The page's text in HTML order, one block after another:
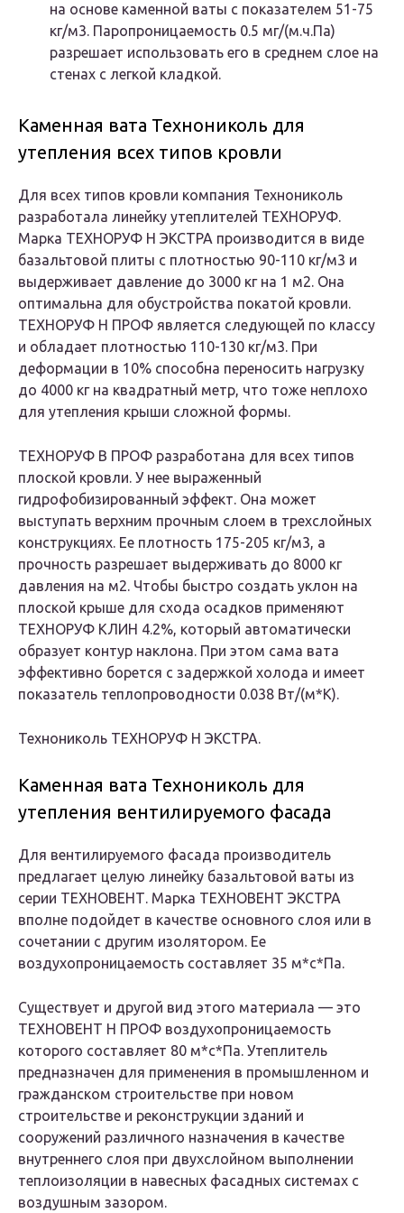
на основе каменной ваты с показателем 51-75
кг/м3. Паропроницаемость 0.5 мг/(м.ч.Па)
разрешает использовать его в среднем слое на
стенах с легкой кладкой.
Каменная вата Технониколь для
утепления всех типов кровли
Для всех типов кровли компания Технониколь
разработала линейку утеплителей ТЕХНОРУФ.
Марка ТЕХНОРУФ Н ЭКСТРА производится в виде
базальтовой плиты с плотностью 90-110 кг/м3 и
выдерживает давление до 3000 кг на 1 м2. Она
оптимальна для обустройства покатой кровли.
ТЕХНОРУФ Н ПРОФ является следующей по классу
и обладает плотностью 110-130 кг/м3. При
деформации в 10% способна переносить нагрузку
до 4000 кг на квадратный метр, что тоже неплохо
для утепления крыши сложной формы.
ТЕХНОРУФ В ПРОФ разработана для всех типов
плоской кровли. У нее выраженный
гидрофобизированный эффект. Она может
выступать верхним прочным слоем в трехслойных
конструкциях. Ее плотность 175-205 кг/м3, а
прочность разрешает выдерживать до 8000 кг
давления на м2. Чтобы быстро создать уклон на
плоской крыше для схода осадков применяют
ТЕХНОРУФ КЛИН 4.2%, который автоматически
образует контур наклона. При этом сама вата
эффективно борется с задержкой холода и имеет
показатель теплопроводности 0.038 Вт/(м*К).
Технониколь ТЕХНОРУФ Н ЭКСТРА.
Каменная вата Технониколь для
утепления вентилируемого фасада
Для вентилируемого фасада производитель
предлагает целую линейку базальтовой ваты из
серии ТЕХНОВЕНТ. Марка ТЕХНОВЕНТ ЭКСТРА
вполне подойдет в качестве основного слоя или в
сочетании с другим изолятором. Ее
воздухопроницаемость составляет 35 м*с*Па.
Существует и другой вид этого материала — это
ТЕХНОВЕНТ Н ПРОФ воздухопроницаемость
которого составляет 80 м*с*Па. Утеплитель
предназначен для применения в промышленном и
гражданском строительстве при новом
строительстве и реконструкции зданий и
сооружений различного назначения в качестве
внутреннего слоя при двухслойном выполнении
теплоизоляции в навесных фасадных системах с
воздушным зазором.